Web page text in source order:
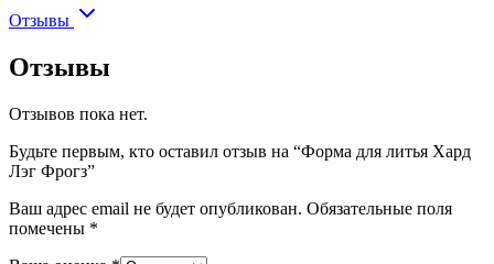
Отзывы
Отзывы
Отзывов пока нет.
Будьте первым, кто оставил отзыв на “Форма для литья Хард
Лэг Фрогз”
Ваш адрес email не будет опубликован. Обязательные поля
помечены *